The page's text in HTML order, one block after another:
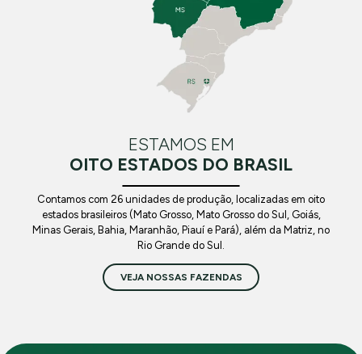
ESTAMOS EM
OITO ESTADOS DO BRASIL
Contamos com 26 unidades de produção, localizadas em oito
estados brasileiros (Mato Grosso, Mato Grosso do Sul, Goiás,
Minas Gerais, Bahia, Maranhão, Piauí e Pará), além da Matriz, no
Rio Grande do Sul.
VEJA NOSSAS FAZENDAS